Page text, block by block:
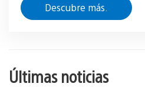
Descubre más.
Últimas noticias